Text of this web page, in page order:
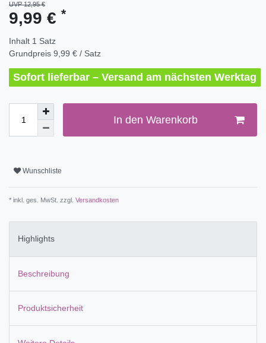
UVP 12,95 €
9,99 € *
Inhalt 1 Satz
Grundpreis 9,99 € / Satz
Sofort lieferbar – Versand am nächsten Werktag
In den Warenkorb
Wunschliste
* inkl. ges. MwSt. zzgl. Versandkosten
Highlights
Beschreibung
Produktsicherheit